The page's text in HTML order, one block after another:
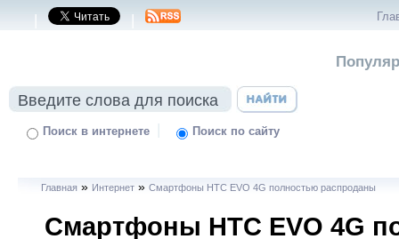
| |
Поиск в интернете | Поиск по сайту
Главная » Интернет »Смартфоны HTC EVO 4G полностью распроданы
Смартфоны HTC EVO 4G